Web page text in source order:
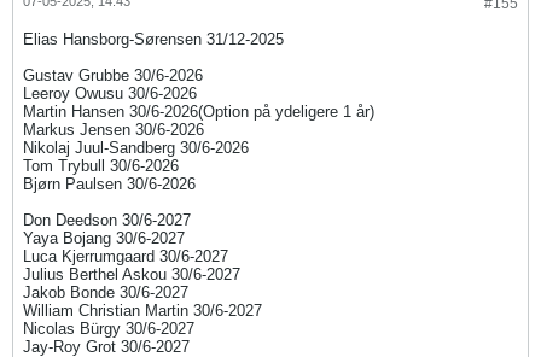
#155
Elias Hansborg-Sørensen 31/12-2025
Gustav Grubbe 30/6-2026
Leeroy Owusu 30/6-2026
Martin Hansen 30/6-2026(Option på ydeligere 1 år)
Markus Jensen 30/6-2026
Nikolaj Juul-Sandberg 30/6-2026
Tom Trybull 30/6-2026
Bjørn Paulsen 30/6-2026
Don Deedson 30/6-202​7​
Yaya Bojang 30/6-2027
Luca Kjerrumgaard 30/6-2027
Julius Berthel Askou 30/6-2027
Jakob Bonde 30/6-2027
William Christian Martin 30/6-2027
Nicolas Bürgy 30/6-2027
Jay-Roy Grot 30/6-2027